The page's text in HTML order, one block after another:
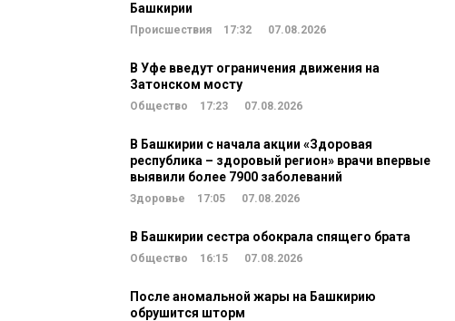
Башкирии
Происшествия 17:32 07.08.2026
В Уфе введут ограничения движения на
Затонском мосту
Общество 17:23 07.08.2026
В Башкирии с начала акции «Здоровая
республика – здоровый регион» врачи впервые
выявили более 7900 заболеваний
Здоровье 17:05 07.08.2026
В Башкирии сестра обокрала спящего брата
Общество 16:15 07.08.2026
После аномальной жары на Башкирию
обрушится шторм